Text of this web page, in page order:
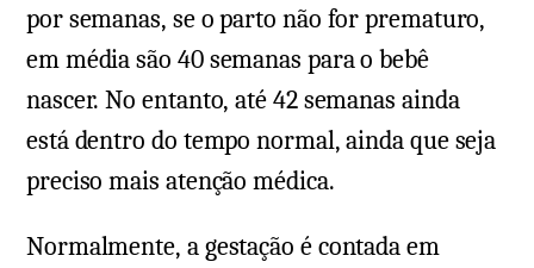
por semanas, se o parto não for prematuro,
em média são 40 semanas para o bebê
nascer. No entanto, até 42 semanas ainda
está dentro do tempo normal, ainda que seja
preciso mais atenção médica.
Normalmente, a gestação é contada em